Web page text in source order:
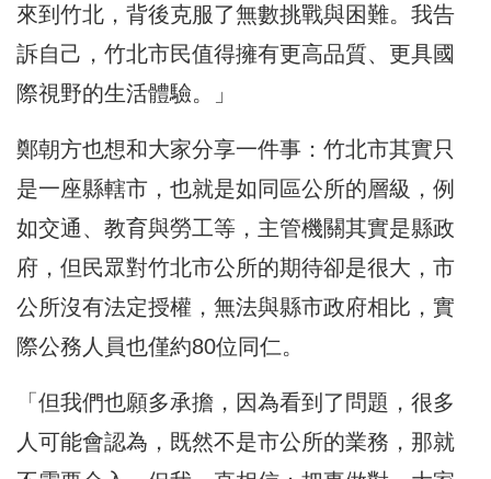
來到竹北，背後克服了無數挑戰與困難。我告
訴自己，竹北市民值得擁有更高品質、更具國
際視野的生活體驗。」
鄭朝方也想和大家分享一件事：竹北市其實只
是一座縣轄市，也就是如同區公所的層級，例
如交通、教育與勞工等，主管機關其實是縣政
府，但民眾對竹北市公所的期待卻是很大，市
公所沒有法定授權，無法與縣市政府相比，實
際公務人員也僅約80位同仁。
「但我們也願多承擔，因為看到了問題，很多
人可能會認為，既然不是市公所的業務，那就